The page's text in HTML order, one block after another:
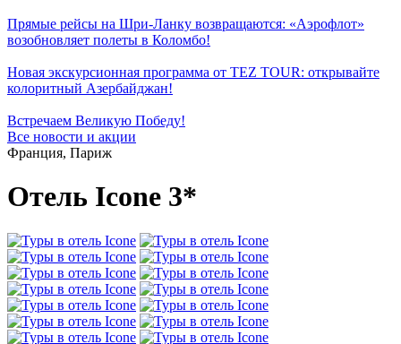
Прямые рейсы на Шри-Ланку возвращаются: «Аэрофлот»
возобновляет полеты в Коломбо!
Новая экскурсионная программа от TEZ TOUR: открывайте
колоритный Азербайджан!
Встречаем Великую Победу!
Все новости и акции
Франция, Париж
Отель Icone 3*